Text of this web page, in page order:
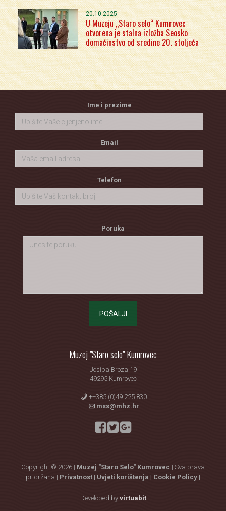
20.10.2025.
U Muzeju „Staro selo“ Kumrovec
otvorena je stalna izložba Seosko
domaćinstvo od sredine 20. stoljeća
Ime i prezime
Email
Telefon
Poruka
POŠALJI
Muzej "Staro selo" Kumrovec
Josipa Broza 19
49295 Kumrovec
++385 (0)49 225 830
mss@mhz.hr
Copyright © 2026 | Muzej "Staro Selo" Kumrovec | Sva prava
pridržana | Privatnost | Uvjeti korištenja | Cookie Policy |
Developed by virtuabit